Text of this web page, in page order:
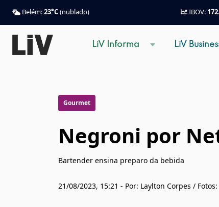
Belém:23°C(nublado) IBOV:
LiV Informa LiV
Gourmet
Negroni por
Bartender ensina preparo da bebida
21/08/2023, 15:21 - Por: Laylton Corpes /